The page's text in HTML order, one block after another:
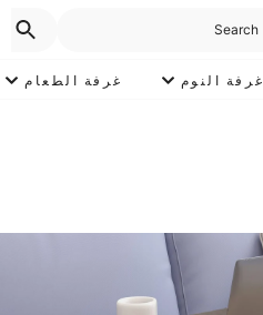
غرفة النوم غرفة الطعام